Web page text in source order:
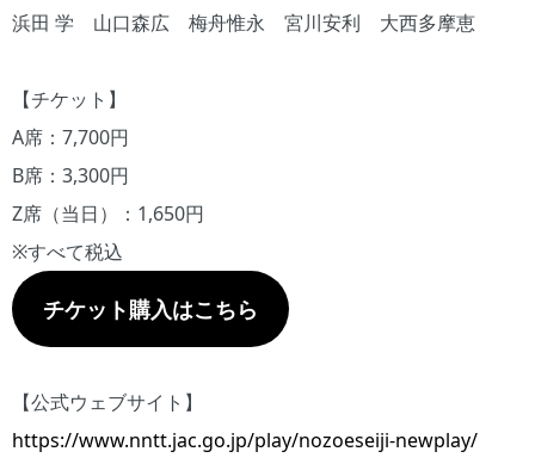
浜田 学 山口森広 梅舟惟永 宮川安利 大西多摩恵
【チケット】
A席：7,700円
B席：3,300円
Z席（当日）：1,650円
※すべて税込
チケット購入はこちら
【公式ウェブサイト】
https://www.nntt.jac.go.jp/play/nozoeseiji-newplay/